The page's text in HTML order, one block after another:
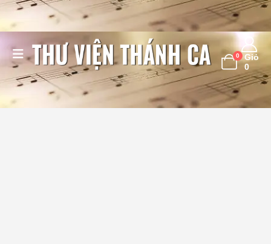
0
Giỏ
0